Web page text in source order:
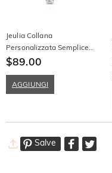
Jeulia Collana
Personalizzata Semplice
con Battito Cardiaco e
$89.00
AGGIUNGI
Salve